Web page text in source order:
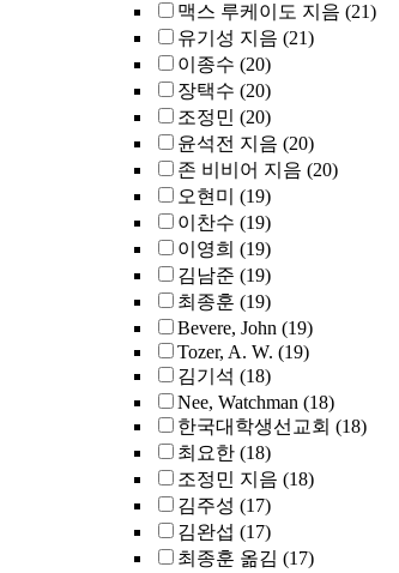
맥스 루케이도 지음 (21)
유기성 지음 (21)
이종수 (20)
장택수 (20)
조정민 (20)
윤석전 지음 (20)
존 비비어 지음 (20)
오현미
(19)
이찬수 (19)
이영희 (19)
김남준 (19)
최종훈 (19)
Bevere, John (19)
Tozer, A. W. (19)
김기석 (18)
Nee, Watchman (18)
한국대학생선교회 (18)
최요한 (18)
조정민 지음 (18)
김주성 (17)
김완섭 (17)
최종훈 옮김 (17)